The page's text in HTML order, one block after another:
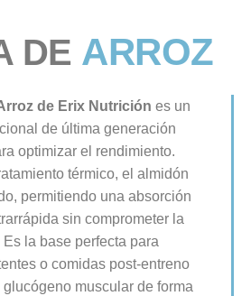
DE ARROZ
de Erix Nutrición es un
de última generación
optimizar el rendimiento.
térmico, el almidón
permitiendo una absorción
sin comprometer la
la base perfecta para
o comidas post-entreno
muscular de forma